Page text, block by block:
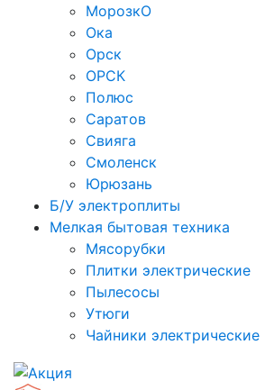
МорозкО
Ока
Орск
ОРСК
Полюс
Саратов
Свияга
Смоленск
Юрюзань
Б/У электроплиты
Мелкая бытовая техника
Мясорубки
Плитки электрические
Пылесосы
Утюги
Чайники электрические